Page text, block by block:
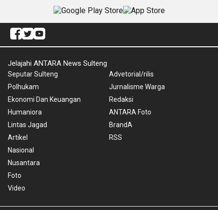
Jelajahi ANTARA News Sulteng
Seputar Sulteng
Polhukam
Ekonomi Dan Keuangan
Humaniora
Lintas Jagad
Artikel
Nasional
Nusantara
Foto
Video
Advetorial/rilis
Jurnalisme Warga
Redaksi
ANTARA Foto
BrandA
RSS